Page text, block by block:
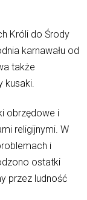
Króli do Środy
karnawału od
także
kusaki.
obrzędowe i
religijnymi. W
i
ostatki
przez ludność